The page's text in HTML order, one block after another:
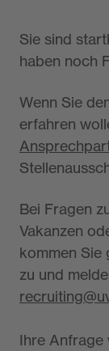
Sie sind
haben noch
Wenn Sie
erfahren
Bei Fragen
Vakanzen
kommen Sie
zu und
Ihre Anfrage